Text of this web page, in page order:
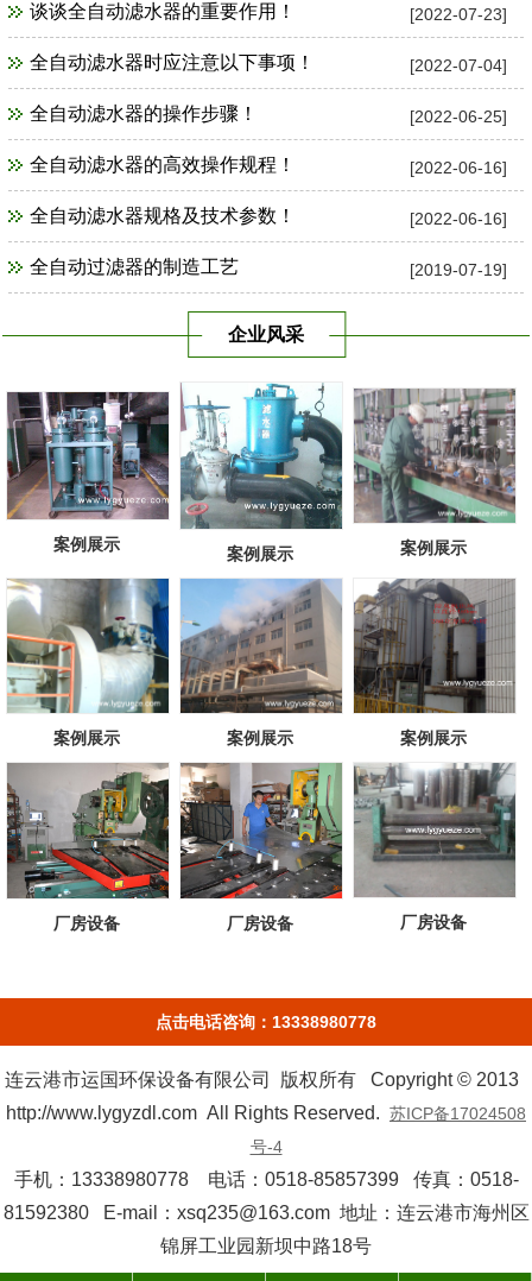
[2022-07-23]
谈谈全自动滤水器的重要作用！
[2022-07-04]
全自动滤水器时应注意以下事项！
[2022-06-25]
全自动滤水器的操作步骤！
[2022-06-16]
全自动滤水器的高效操作规程！
[2022-06-16]
全自动滤水器规格及技术参数！
[2019-07-19]
全自动过滤器的制造工艺
企业风采
案例展示 案例展示 案例展示
案例展示 案例展示 案例展示
厂房设备 厂房设备 厂房设备
点击电话咨询：13338980778
连云港市运国环保设备有限公司 版权所有 Copyright © 2013
http://www.lygyzdl.com All Rights Reserved. 苏ICP备17024508
号-4
手机：13338980778 电话：0518-85857399 传真：0518-
81592380 E-mail：xsq235@163.com 地址：连云港市海州区
锦屏工业园新坝中路18号